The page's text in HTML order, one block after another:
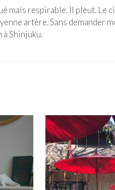
mais respirable. Il pleut.
artère. Sans demander
à Shinjuku.